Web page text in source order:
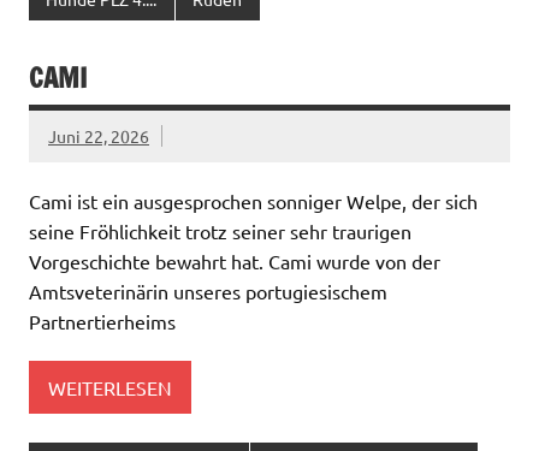
CAMI
Juni 22, 2026
Cami ist ein ausgesprochen sonniger Welpe, der sich
seine Fröhlichkeit trotz seiner sehr traurigen
Vorgeschichte bewahrt hat. Cami wurde von der
Amtsveterinärin unseres portugiesischem
Partnertierheims
WEITERLESEN